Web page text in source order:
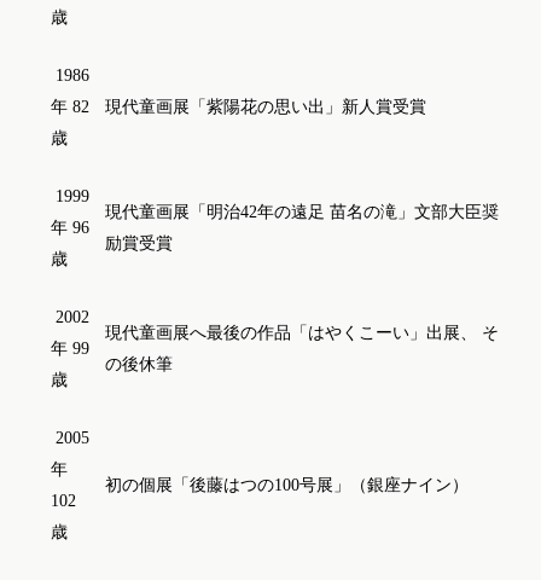
歳
1986
年 82
歳
現代童画展「紫陽花の思い出」新人賞受賞
1999
年 96
歳
現代童画展「明治42年の遠足 苗名の滝」文部大臣奨
励賞受賞
2002
年 99
歳
現代童画展へ最後の作品「はやくこーい」出展、 そ
の後休筆
2005
年
102
歳
初の個展「後藤はつの100号展」（銀座ナイン）